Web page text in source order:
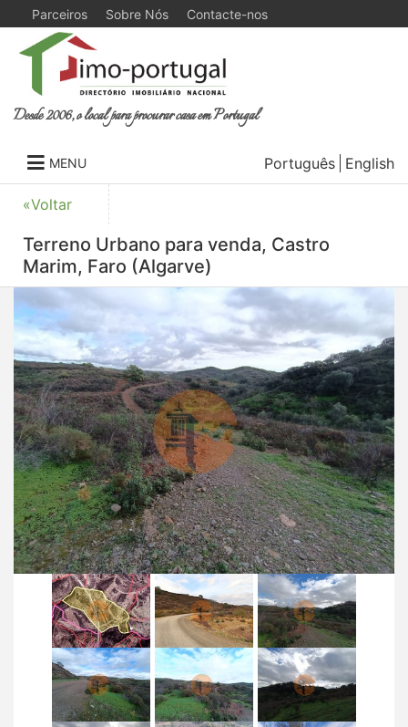
Parceiros Sobre Nós Contacte-nos
Desde 2006, o local para procurar casa em Portugal
MENU Português English
«Voltar
Terreno Urbano para venda, Castro
Marim, Faro (Algarve)